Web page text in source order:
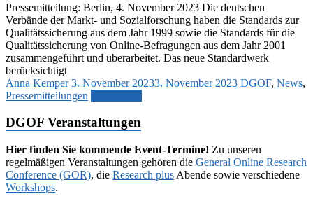
Pressemitteilung: Berlin, 4. November 2023 Die deutschen
Verbände der Markt- und Sozialforschung haben die Standards zur
Qualitätssicherung aus dem Jahr 1999 sowie die Standards für die
Qualitätssicherung von Online-Befragungen aus dem Jahr 2001
zusammengeführt und überarbeitet. Das neue Standardwerk
berücksichtigt
Anna Kemper 3. November 20233. November 2023 DGOF, News,
Pressemitteilungen
DGOF Veranstaltungen
Hier finden Sie kommende Event-Termine! Zu unseren
regelmäßigen Veranstaltungen gehören die General Online Research
Conference (GOR), die Research plus Abende sowie verschiedene
Workshops.